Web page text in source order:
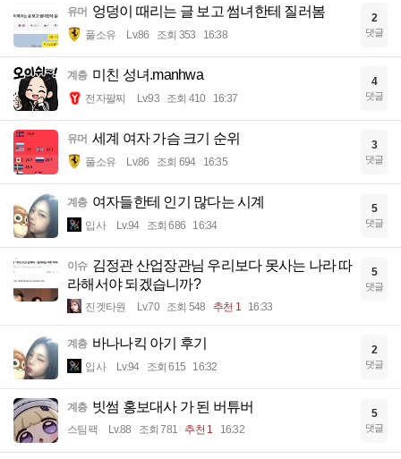
유머 엉덩이 때리는 글 보고 썸녀한테 질러봄
풀소유 Lv.86 조회 353 16:38
2
댓글
계층 미친 성녀.manhwa
전자팔찌 Lv.93 조회 410 16:37
4
댓글
유머 세계 여자 가슴 크기 순위
풀소유 Lv.86 조회 694 16:35
3
댓글
계층 여자들한테 인기 많다는 시계
입사 Lv.94 조회 686 16:34
5
댓글
이슈 김정관 산업장관님 우리보다 못사는 나라 따
라해서야 되겠습니까?
진겟타원 Lv.70 조회 548 추천 1 16:33
5
댓글
계층 바나나킥 아기 후기
입사 Lv.94 조회 615 16:32
2
댓글
계층 빗썸 홍보대사 가 된 버튜버
스팀팩 Lv.88 조회 781 추천 1 16:32
5
댓글